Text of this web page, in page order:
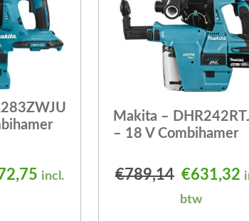
prijs was: €715,93.
Huidige prijs is: €572,75.
incl.
Makita –
– 18 V Combihamer
€789,14 €631,32
btw